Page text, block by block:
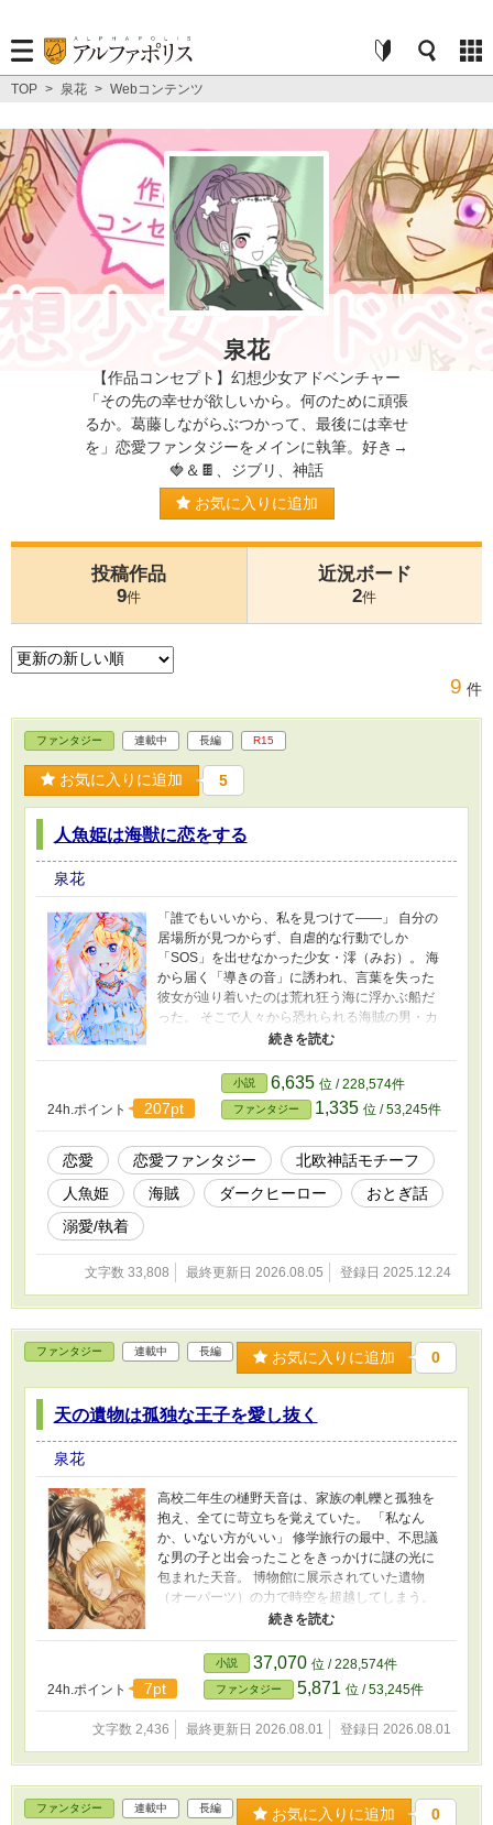
TOP > 泉花 > Webコンテンツ
泉花
【作品コンセプト】幻想少女アドベンチャー
「その先の幸せが欲しいから。何のために頑張
るか。葛藤しながらぶつかって、最後には幸せ
を」恋愛ファンタジーをメインに執筆。好き→
🍓＆🍫、ジブリ、神話
お気に入りに追加
投稿作品
9件
近況ボード
2件
9 件
ファンタジー 連載中 長編 R15
お気に入りに追加 5
人魚姫は海獣に恋をする
泉花
「誰でもいいから、私を見つけて――」 自分の
居場所が見つからず、自虐的な行動でしか
「SOS」を出せなかった少女・澪（みお）。 海
から届く「導きの音」に誘われ、言葉を失った
彼女が辿り着いたのは荒れ狂う海に浮かぶ船だ
った。 そこで人々から恐れられる海賊の男・カ
イと出会い、ミオは「言葉が通じない」と知
る。 二度目の言語喪失にショックを受けるミ
オ。 献身的に支えてくれたのはカイと、船の仲
間たちだった。 「大丈夫だ。俺にはお前の
『音』が聞こえる」 かつては海に呑まれるだけ
だった無力な「人魚姫」が、獣の呪いに呑まれ
かけた男を救うため、今度は自ら、荒れ狂う海
へと飛び込んでいく――。 これは奪われた言葉
を愛で塗り替え、 孤独な二人が「音」と「体
ておりましたが、カテゴリーエラーと判断され
たため、一時更新をストップします。申し訳ご
ざいません。 ｢小説になろう｣にて完結まで更新
と幸いですm(_ _)m
24h.ポイント 207pt
小説 6,635 位 / 228,574件
ファンタジー 1,335 位 / 53,245件
恋愛 恋愛ファンタジー
北欧神話モチーフ
人魚姫
海賊 ダークヒーロー
おとぎ話
溺愛/執着
文字数 33,808 最終更新日 2026.08.05 登録日 2025.12.24
ファンタジー 連載中 長編 お気に入りに追加 0
天の遺物は孤独な王子を愛し抜く
泉花
高校二年生の樋野天音は、家族の軋轢と孤独を
抱え、全てに苛立ちを覚えていた。 「私なん
か、いない方がいい」 修学旅行の最中、不思議
な男の子と出会ったことをきっかけに謎の光に
包まれた天音。 博物館に展示されていた遺物
（オーパーツ）の力で時空を超越してしまう。
目覚めたのは、日本とは似て非なる古代世界。
そこで天音は命を狙われながらも民を守ろうと
孤独に生きる、若き東和国の王子・彷徨と出会
う。 孤独を抱える二人は想いを分かち合い、唯
一無二の味方であろうと心を寄せていく
が……。 天音の存在は古代世界にとって「異
物」であり、彷徨の命を危険に晒していく。 彷
徨と過ごす日々か、孤独な日々へ戻るのか？ 時
物語。
24h.ポイント 7pt
小説 37,070 位 / 228,574件
ファンタジー 5,871 位 / 53,245件
文字数 2,436 最終更新日 2026.08.01 登録日 2026.08.01
ファンタジー 連載中 長編 お気に入りに追加 0